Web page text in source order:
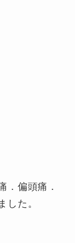
．偏頭痛．
した。